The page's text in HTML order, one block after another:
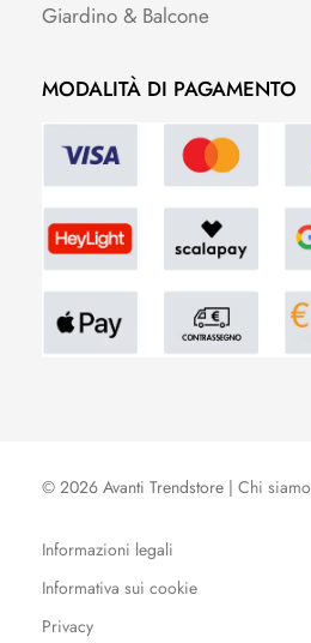
Giardino & Balcone
MODALITÀ DI PAGAMENTO
© 2026 Avanti Trendstore | Chi siamo
Informazioni legali
Informativa sui cookie
Privacy